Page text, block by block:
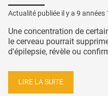
Actualité publiée il y a 9 années
Une concentration de
le cerveau pourrait
d'épilepsie, révèle ou
LIRE LA SUITE